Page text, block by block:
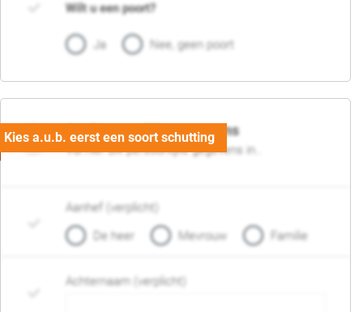
Wilt u een poort?
Ja Nee, geen poort
06. Persoonlijke gegevens
Vul hier uw persoonlijke gegevens in..
Aanhef (verplicht)
De heer
Mevrouw Familie
Achternaam (verplicht)